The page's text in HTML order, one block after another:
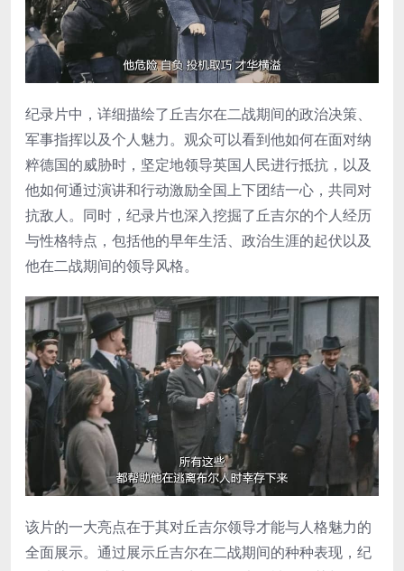
纪录片中，详细描绘了丘吉尔在二战期间的政治决策、
军事指挥以及个人魅力。观众可以看到他如何在面对纳
粹德国的威胁时，坚定地领导英国人民进行抵抗，以及
他如何通过演讲和行动激励全国上下团结一心，共同对
抗敌人。同时，纪录片也深入挖掘了丘吉尔的个人经历
与性格特点，包括他的早年生活、政治生涯的起伏以及
他在二战期间的领导风格。
该片的一大亮点在于其对丘吉尔领导才能与人格魅力的
全面展示。通过展示丘吉尔在二战期间的种种表现，纪